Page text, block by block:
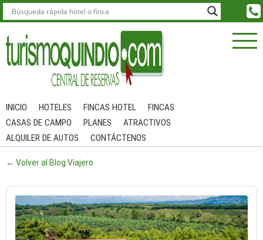
INICIO HOTELES FINCAS HOTEL
FINCAS
CASAS DE CAMPO
PLANES
ATRACTIVOS
ALQUILER DE AUTOS
CONTÁCTENOS
← Volver al Blog Viajero